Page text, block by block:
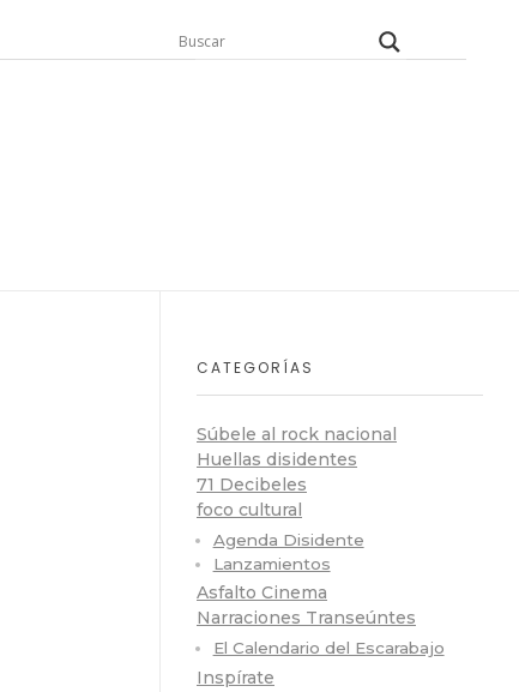
CATEGORÍAS
Súbele al rock nacional
Huellas disidentes
71 Decibeles
foco cultural
Agenda Disidente
Lanzamientos
Asfalto Cinema
Narraciones Transeúntes
El Calendario del Escarabajo
Inspírate